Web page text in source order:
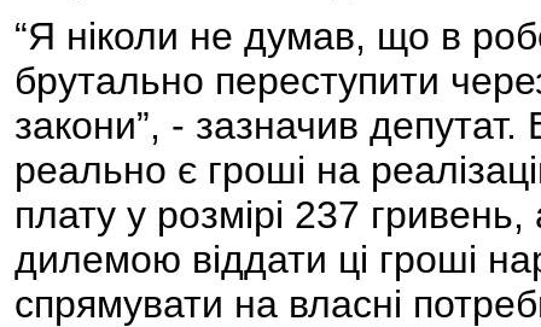
“Я ніколи не думав, що в
брутально переступити
закони”, - зазначив депутат.
реально є гроші на
плату у розмірі 237
дилемою віддати ці гроші
спрямувати на власні